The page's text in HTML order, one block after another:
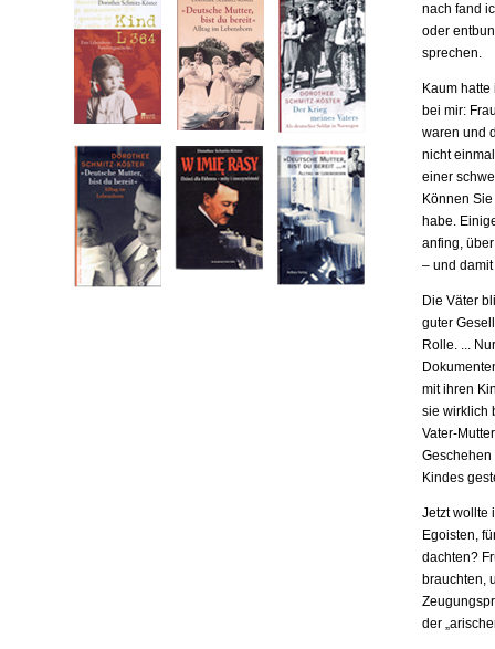
nach fand
oder
sprechen.
Kaum
bei mir:
waren und
nicht
einer
Können
habe.
anfing,
– und
Die Väter
guter
Rolle. ...
mit ihren
sie wirklich
Vater-
Geschehen
Kindes
Jetzt wollte
Egoisten,
dachten?
brauchten,
der